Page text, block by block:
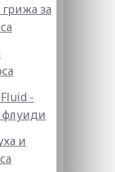
за
-
и